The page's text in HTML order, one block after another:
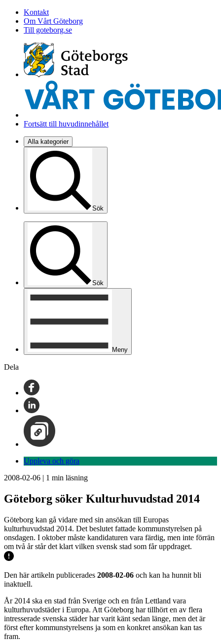
Kontakt
Om Vårt Göteborg
Till goteborg.se
Fortsätt till huvudinnehållet
Alla kategorier
Sök
Sök
Meny
Dela
Uppleva och göra
2008-02-06 | 1 min läsning
Göteborg söker Kulturhuvudstad 2014
Göteborg kan gå vidare med sin ansökan till Europas
kulturhuvudstad 2014. Det beslutet fattade kommunstyrelsen på
onsdagen. I oktober måste kandidaturen vara färdig, men inte förrän
om två år står det klart vilken svensk stad som får uppdraget.
Den här artikeln publicerades 2008-02-06 och kan ha hunnit bli
inaktuell.
År 2014 ska en stad från Sverige och en från Lettland vara
kulturhuvudstäder i Europa. Att Göteborg har tillhört en av flera
intresserade svenska städer har varit känt sedan länge, men det är
först efter kommunstyrelsens ja som en konkret ansökan kan tas
fram.